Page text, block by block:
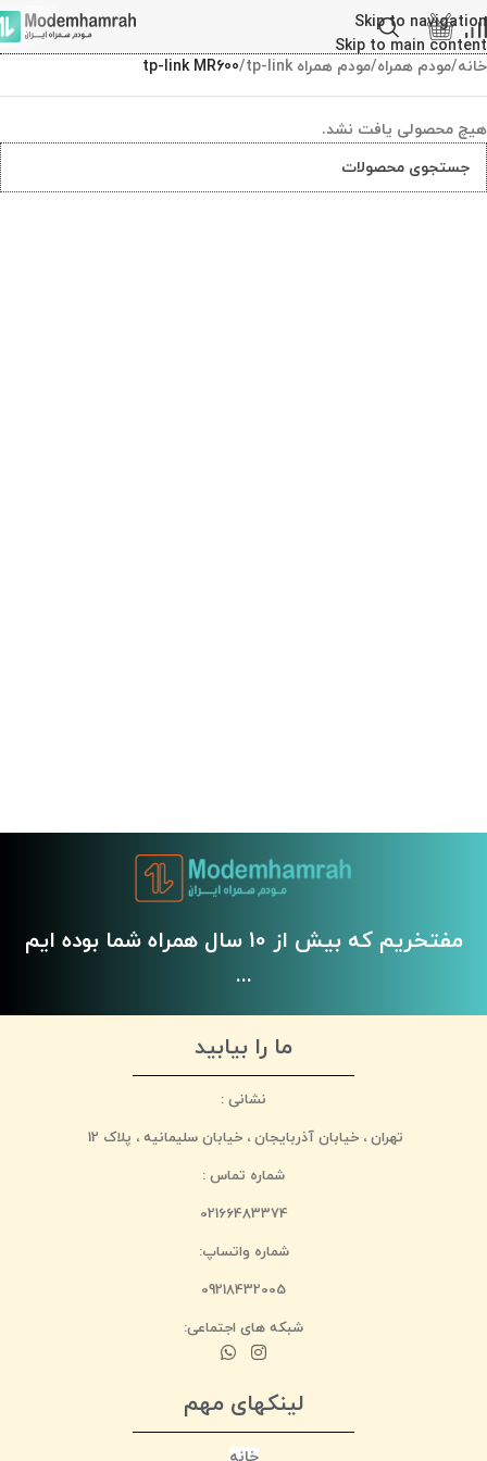
Skip to navigation
Skip to main content
خانه/مودم همراه/مودم همراه tp-link /
tp-link MR600
هیچ محصولی یافت نشد.
مفتخریم که بیش از 10 سال همراه شما بوده ایم
...
ما را بیابید
نشانی :
تهران ، خیابان آذربایجان ، خیابان سلیمانیه ، پلاک 12
شماره تماس :
02166483374
شماره واتساپ:
09218432005
شبکه های اجتماعی:
لینکهای مهم